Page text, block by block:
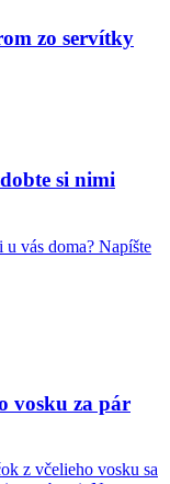
zo servítky
si nimi
vás doma? Napíšte
vosku za pár
z včelieho vosku sa